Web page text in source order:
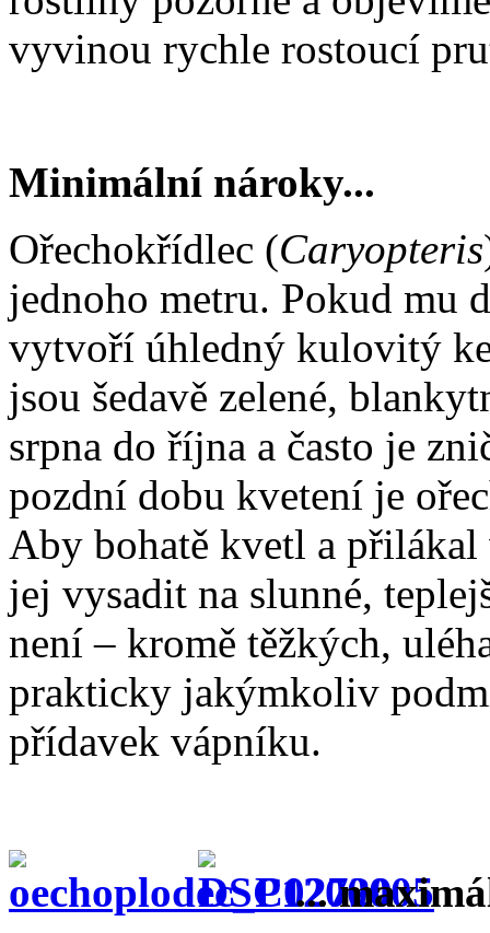
vyvinou rychle rostoucí
Minimální nároky...
Ořechokřídlec (Caryopteris
jednoho metru. Pokud mu
vytvoří úhledný kulovitý
jsou šedavě zelené,
srpna do října a často je
pozdní dobu kvetení je
Aby bohatě kvetl a
jej vysadit na slunné,
není – kromě těžkých,
prakticky jakýmkoliv
přídavek vápníku.
...